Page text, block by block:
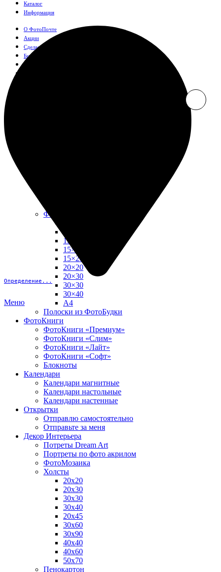
Определение...
Меню
Каталог
Информация
О ФотоПочте
Акции
Сделаем за вас
Бизнесу
Фото в рамке
13×18
15×15
15×20
20×20
20×30
30×30
30×40
A4
Полоски из ФотоБудки
ФотоКниги
ФотоКниги «Премиум»
ФотоКниги «Слим»
ФотоКниги «Лайт»
ФотоКниги «Софт»
Блокноты
Календари
Календари магнитные
Календари настольные
Календари настенные
Открытки
Отправлю самостоятельно
Отправьте за меня
Декор Интерьера
Потреты Dream Art
Портреты по фото акрилом
ФотоМозаика
Холсты
20х20
20х30
30х30
30х40
20х45
30х60
30х90
40х40
40х60
50х70
Пенокартон